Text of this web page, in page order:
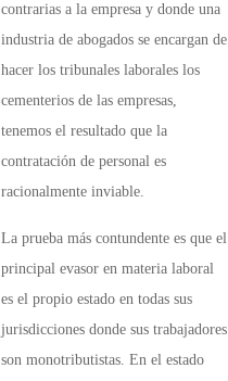
contrarias a la empresa y donde una
industria de abogados se encargan de
hacer los tribunales laborales los
cementerios de las empresas,
tenemos el resultado que la
contratación de personal es
racionalmente inviable.
La prueba más contundente es que el
principal evasor en materia laboral
es el propio estado en todas sus
jurisdicciones donde sus trabajadores
son monotributistas. En el estado